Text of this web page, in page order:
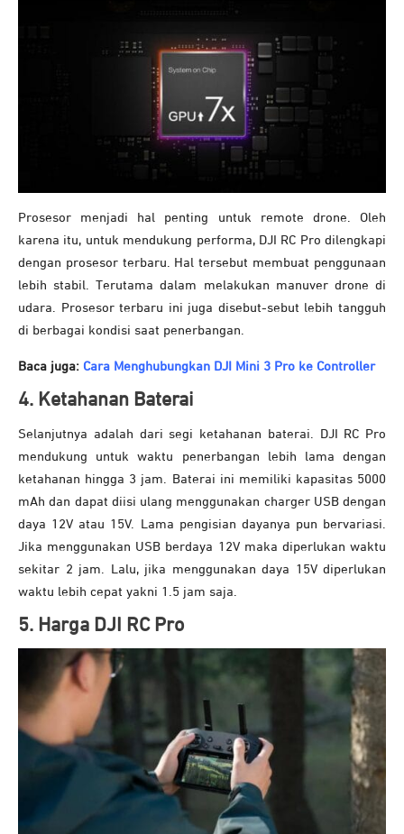
Prosesor menjadi hal penting untuk remote drone. Oleh
karena itu, untuk mendukung performa, DJI RC Pro dilengkapi
dengan prosesor terbaru. Hal tersebut membuat penggunaan
lebih stabil. Terutama dalam melakukan manuver drone di
udara. Prosesor terbaru ini juga disebut-sebut lebih tangguh
di berbagai kondisi saat penerbangan.
Baca juga: Cara Menghubungkan DJI Mini 3 Pro ke Controller
4. Ketahanan Baterai
Selanjutnya adalah dari segi ketahanan baterai. DJI RC Pro
mendukung untuk waktu penerbangan lebih lama dengan
ketahanan hingga 3 jam. Baterai ini memiliki kapasitas 5000
mAh dan dapat diisi ulang menggunakan charger USB dengan
daya 12V atau 15V. Lama pengisian dayanya pun bervariasi.
Jika menggunakan USB berdaya 12V maka diperlukan waktu
sekitar 2 jam. Lalu, jika menggunakan daya 15V diperlukan
waktu lebih cepat yakni 1.5 jam saja.
5. Harga DJI RC Pro